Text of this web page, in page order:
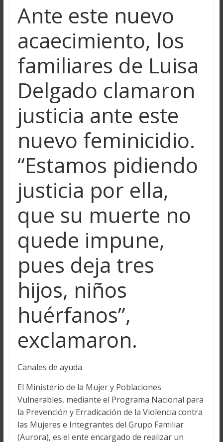
Ante este nuevo
acaecimiento, los
familiares de Luisa
Delgado clamaron
justicia ante este
nuevo feminicidio.
“Estamos pidiendo
justicia por ella,
que su muerte no
quede impune,
pues deja tres
hijos, niños
huérfanos”,
exclamaron.
Canales de ayuda
El Ministerio de la Mujer y Poblaciones
Vulnerables, mediante el Programa Nacional para
la Prevención y Erradicación de la Violencia contra
las Mujeres e Integrantes del Grupo Familiar
(Aurora), es el ente encargado de realizar un